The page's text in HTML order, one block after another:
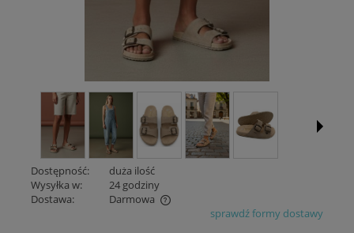
Dostępność:
duża ilość
Wysyłka w:
24 godziny
Dostawa:
Darmowa
Cena nie zawiera ewentualnych kosztów płatności
sprawdź formy dostawy